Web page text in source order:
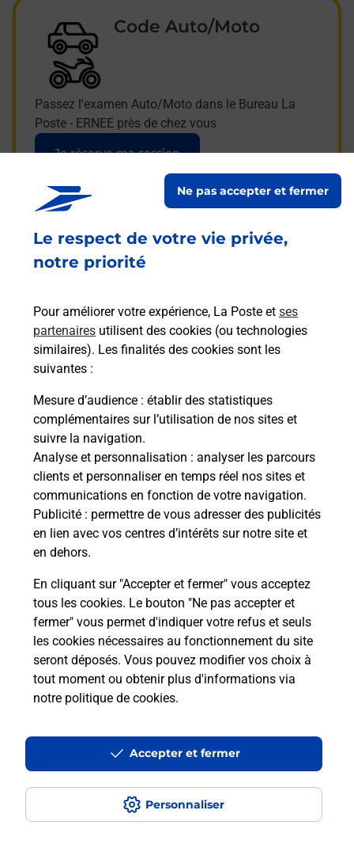
Le respect de votre vie privée,
notre priorité
Pour améliorer votre expérience, La Poste et ses
partenaires utilisent des cookies (ou technologies
similaires). Les finalités des cookies sont les
suivantes :
Mesure d’audience : établir des statistiques
complémentaires sur l’utilisation de nos sites et
suivre la navigation.
Analyse et personnalisation : analyser les parcours
clients et personnaliser en temps réel nos sites et
communications en fonction de votre navigation.
Publicité : permettre de vous adresser des publicités
en lien avec vos centres d’intérêts sur notre site et
en dehors.
En cliquant sur "Accepter et fermer" vous acceptez
tous les cookies. Le bouton "Ne pas accepter et
fermer" vous permet d'indiquer votre refus et seuls
les cookies nécessaires au fonctionnement du site
seront déposés. Vous pouvez modifier vos choix à
tout moment ou obtenir plus d'informations via
notre politique de cookies.
Personnaliser
Ne pas accepter et fermer
Accepter et fermer
Code Auto/Moto
Passez l'examen Auto/Moto dans le Bureau La
Poste - ERNEE près de chez vous
Je réserve ma session
Foire aux questions
l’inscription à l’épreuve du code Auto
ou Moto ?
l'examen auto ou moto ?
Quelles sont les pièces d’identité
acceptées pour le passage de
l'examen du code de la route auto et
moto ?
Qu'est-ce qu'un NEPH ?
Accessibilité : partiellement conforme
Conditions contractuelles
Mentions légales